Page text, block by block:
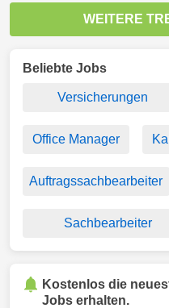
WEITERE
Beliebte Jobs
Versicherungen
Office Manager
Auftragssachbearbeiter
Sachbearbeiter
Kostenlos die
Jobs erhalten.